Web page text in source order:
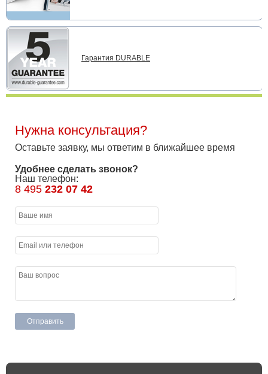
Гарантия DURABLE
Нужна консультация?
Оставьте заявку, мы ответим в ближайшее время
Удобнее сделать звонок?
Наш телефон:
8 495 232 07 42